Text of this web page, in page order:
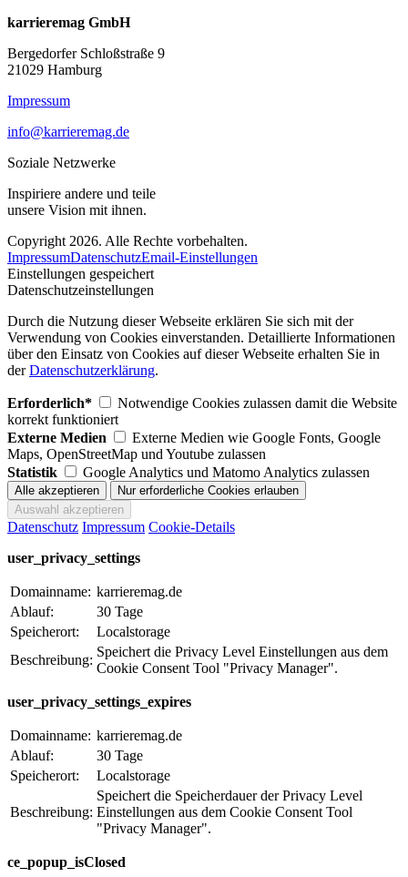
karrieremag GmbH
Bergedorfer Schloßstraße 9
21029 Hamburg
Impressum
info@karrieremag.de
Soziale Netzwerke
Inspiriere andere und teile
unsere Vision mit ihnen.
Copyright 2026. Alle Rechte vorbehalten.
ImpressumDatenschutzEmail-Einstellungen
Einstellungen gespeichert
Datenschutzeinstellungen
Durch die Nutzung dieser Webseite erklären Sie sich mit der
Verwendung von Cookies einverstanden. Detaillierte Informationen
über den Einsatz von Cookies auf dieser Webseite erhalten Sie in
derDatenschutzerklärung.
Erforderlich*
Notwendige Cookies zulassen damit die Website
korrekt funktioniert
Externe Medien
Externe Medien wie Google Fonts, Google
Maps, OpenStreetMap und Youtube zulassen
Statistik
Google Analytics und Matomo Analytics zulassen
Datenschutz Impressum Cookie-Details
user_privacy_settings
Domainname: karrieremag.de
Ablauf:
30 Tage
Speicherort:
Localstorage
Beschreibung:
Speichert die Privacy Level Einstellungen aus dem
Cookie Consent Tool "Privacy Manager".
user_privacy_settings_expires
Domainname: karrieremag.de
Ablauf:
30 Tage
Speicherort:
Localstorage
Beschreibung:
Speichert die Speicherdauer der Privacy Level
Einstellungen aus dem Cookie Consent Tool
"Privacy Manager".
ce_popup_isClosed